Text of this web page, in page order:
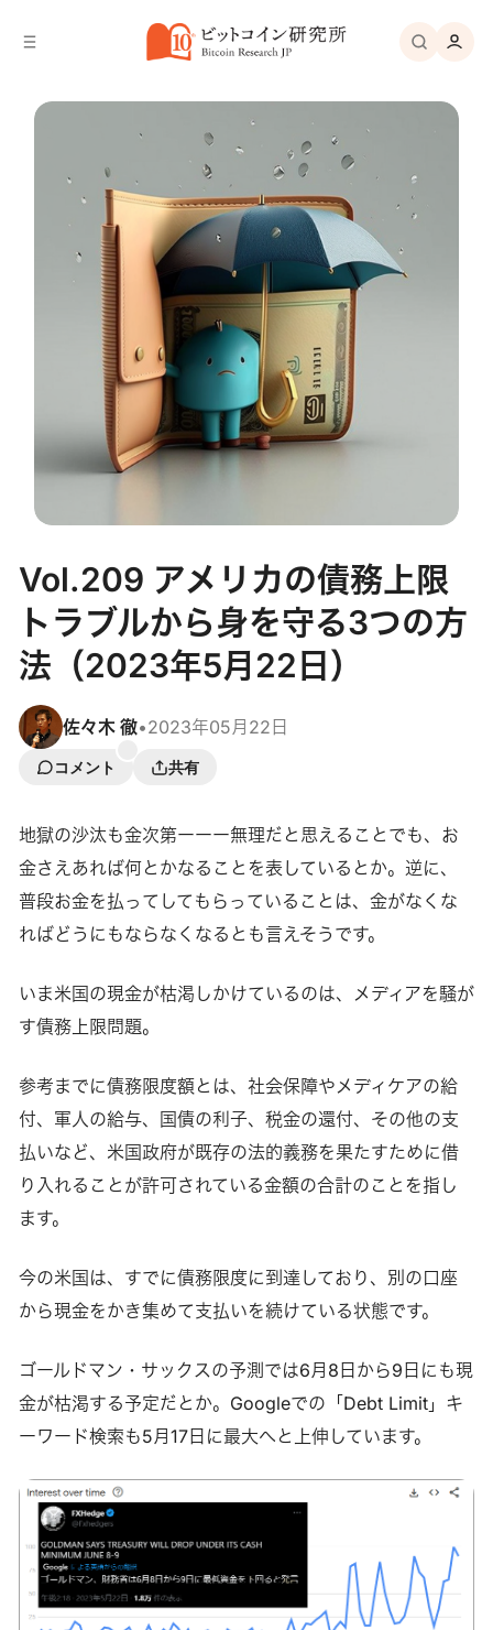
Vol.209 アメリカの債務上限
トラブルから身を守る3つの方
法（2023年5月22日）
佐々木 徹•2023年05月22日
コメント 共有
地獄の沙汰も金次第ーーー無理だと思えることでも、お
金さえあれば何とかなることを表しているとか。逆に、
普段お金を払ってしてもらっていることは、金がなくな
ればどうにもならなくなるとも言えそうです。
いま米国の現金が枯渇しかけているのは、メディアを騒が
す債務上限問題。
参考までに債務限度額とは、社会保障やメディケアの給
付、軍人の給与、国債の利子、税金の還付、その他の支
払いなど、米国政府が既存の法的義務を果たすために借
り入れることが許可されている金額の合計のことを指し
ます。
今の米国は、すでに債務限度に到達しており、別の口座
から現金をかき集めて支払いを続けている状態です。
ゴールドマン・サックスの予測では6月8日から9日にも現
金が枯渇する予定だとか。Googleでの「Debt Limit」キ
ーワード検索も5月17日に最大へと上伸しています。